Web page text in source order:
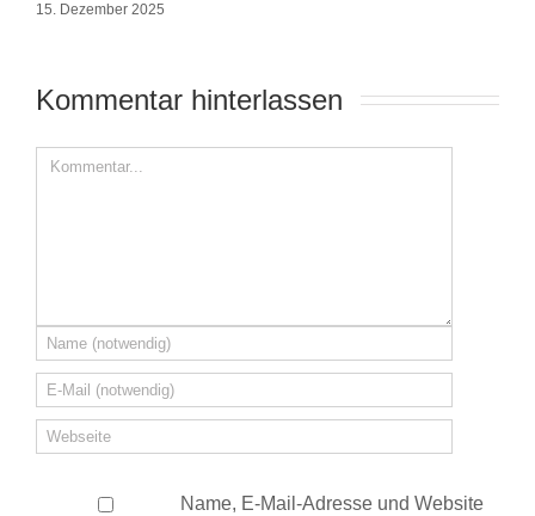
15. Dezember 2025
Kommentar hinterlassen
Name, E-Mail-Adresse und Website